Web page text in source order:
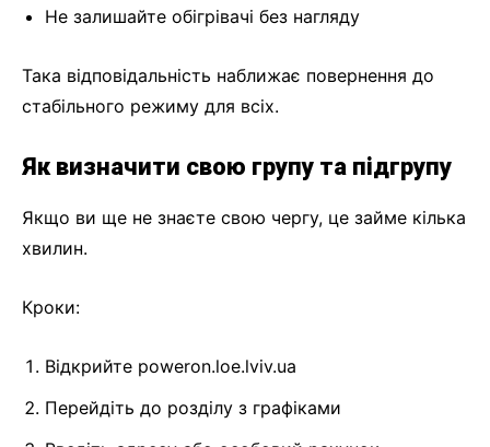
Не залишайте обігрівачі без нагляду
Така відповідальність наближає повернення до
стабільного режиму для всіх.
Як визначити свою групу та підгрупу
Якщо ви ще не знаєте свою чергу, це займе кілька
хвилин.
Кроки:
Відкрийте poweron.loe.lviv.ua
Перейдіть до розділу з графіками